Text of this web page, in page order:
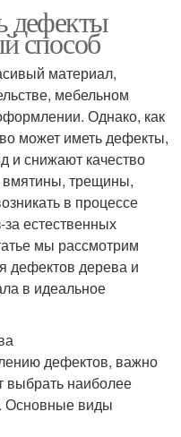
дефекты
способ
материал,
мебельном
Однако, как
может иметь дефекты,
и снижают качество
вмятины, трещины,
в процессе
за естественных
мы рассмотрим
дефектов дерева и
в идеальное
дефектов, важно
выбрать наиболее
Основные виды